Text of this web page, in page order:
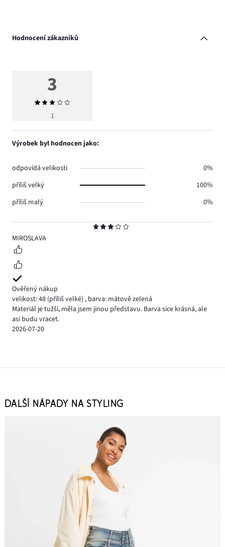
Hodnocení zákazníků
3
MIROSLAVA
Ověřený nákup
velikost: 48 (příliš velké) , barva: mátově zelená
Materiál je tužší, měla jsem jinou představu. Barva sice krásná, ale
asi budu vracet.
2026-07-20
3
Průměrné
hodnocení
1
Výrobek byl hodnocen jako:
odpovídá velikosti
0%
příliš velký
100%
příliš malý
0%
DALŠÍ NÁPADY NA STYLING